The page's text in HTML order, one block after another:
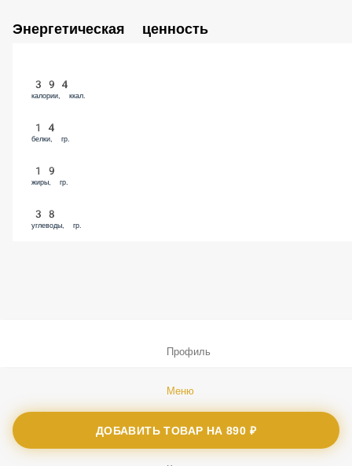
Энергетическая ценность
394
калории, ккал.
14
белки, гр.
19
жиры, гр.
38
углеводы, гр.
ДОБАВИТЬ ТОВАР НА890 ₽
Профиль
Меню
Заказы